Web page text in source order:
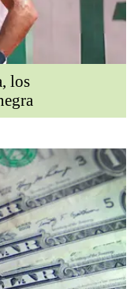
los